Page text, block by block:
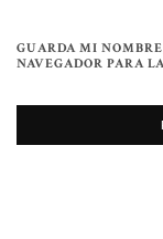
GUARDA MI
NAVEGADOR PARA